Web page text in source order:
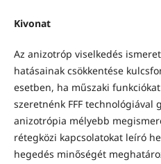
Kivonat
Az anizotróp viselkedés
hatásainak csökkentése
esetben, ha műszaki
szeretnénk FFF technológiával
anizotrópia mélyebb
rétegközi kapcsolatokat leíró
hegedés minőségét